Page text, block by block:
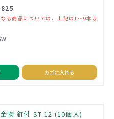
825
る商品については、上記は1～9本ま
カゴに入れる
物 釘付 ST-12 (10個入)